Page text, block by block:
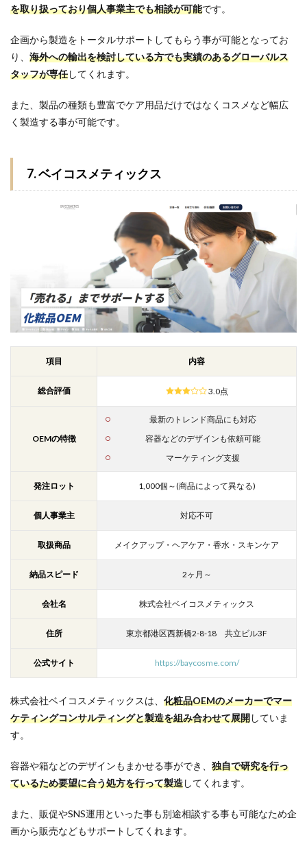
を取り扱っており個人事業主でも相談が可能です。
企画から製造をトータルサポートしてもらう事が可能となってお
り、 海外への輸出を検討している方でも実績のあるグローバルス
タッフが専任してくれます。
また、製品の種類も豊富でケア用品だけではなくコスメなど幅広
く製造する事が可能です。
7. ベイコスメティックス
項目 内容
総合評価 3.0点
OEMの特徴
最新のトレンド商品にも対応
容器などのデザインも依頼可能
マーケティング支援
発注ロット 1,000個～(商品によって異なる)
個人事業主 対応不可
取扱商品 メイクアップ・ヘアケア・香水・スキンケア
納品スピード 2ヶ月～
会社名 株式会社ベイコスメティックス
住所 東京都港区西新橋2-8-18 共立ビル3F
公式サイト https://baycosme.com/
株式会社ベイコスメティックスは、 化粧品OEMのメーカーでマー
ケティングコンサルティングと製造を組み合わせて展開していま
す。
容器や箱などのデザインもまかせる事ができ、 独自で研究を行っ
ているため要望に合う処方を行って製造してくれます。
また、販促やSNS運用といった事も別途相談する事も可能なため企
画から販売などもサポートしてくれます。